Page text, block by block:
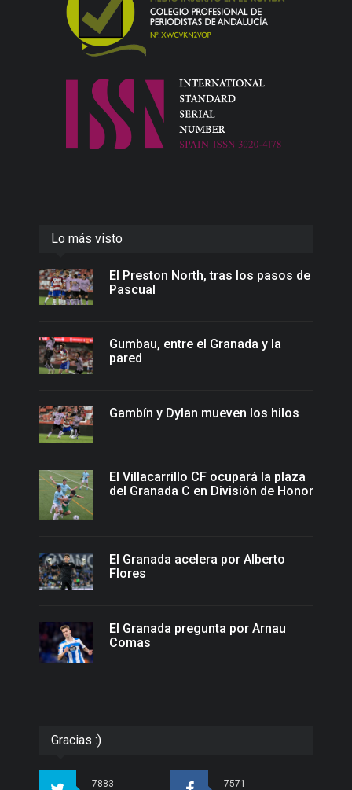
Lo más visto
El Preston North, tras los pasos de
Pascual
Gumbau, entre el Granada y la
pared
Gambín y Dylan mueven los hilos
El Villacarrillo CF ocupará la plaza
del Granada C en División de Honor
El Granada acelera por Alberto
Flores
El Granada pregunta por Arnau
Comas
Gracias :)
7883 7571